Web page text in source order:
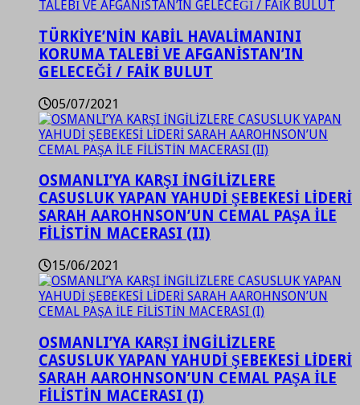
TÜRKİYE’NİN KABİL HAVALİMANINI
KORUMA TALEBİ VE AFGANİSTAN’IN
GELECEĞİ / FAİK BULUT
05/07/2021
OSMANLI’YA KARŞI İNGİLİZLERE
CASUSLUK YAPAN YAHUDİ ŞEBEKESİ LİDERİ
SARAH AAROHNSON’UN CEMAL PAŞA İLE
FİLİSTİN MACERASI (II)
15/06/2021
OSMANLI’YA KARŞI İNGİLİZLERE
CASUSLUK YAPAN YAHUDİ ŞEBEKESİ LİDERİ
SARAH AAROHNSON’UN CEMAL PAŞA İLE
FİLİSTİN MACERASI (I)